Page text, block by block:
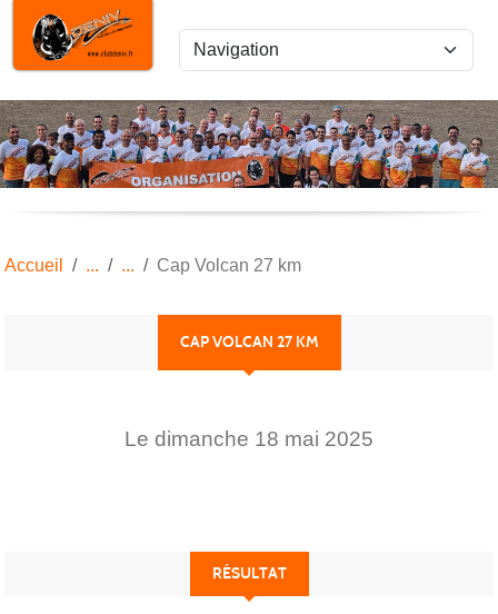
Accueil Cap Volcan 27 km
CAP VOLCAN 27 KM
Le dimanche 18 mai 2025
RÉSULTAT
Panneau de gestion des cookies